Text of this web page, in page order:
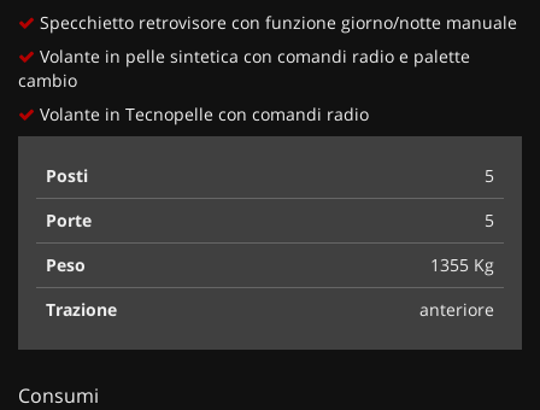
Specchietto retrovisore con funzione giorno/notte manuale
Volante in pelle sintetica con comandi radio e palette
cambio
Volante in Tecnopelle con comandi radio
Posti
5
Porte
5
Peso
1355 Kg
Trazione
anteriore
Consumi